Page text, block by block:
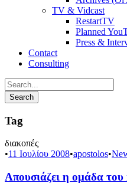
TV & Vidcast
RestartTV
Planned
Press &
Contact
Consulting
Tag
διακοπές
•11 Ιουλίου 2008•apostolos•
Απουσιάζει η ομάδα